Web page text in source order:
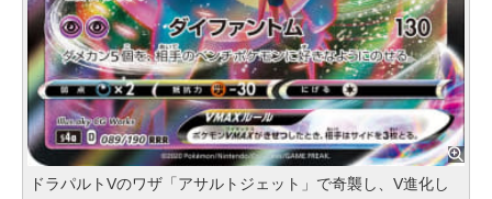
ドラパルトVのワザ「アサルトジェット」で奇襲し、V進化し